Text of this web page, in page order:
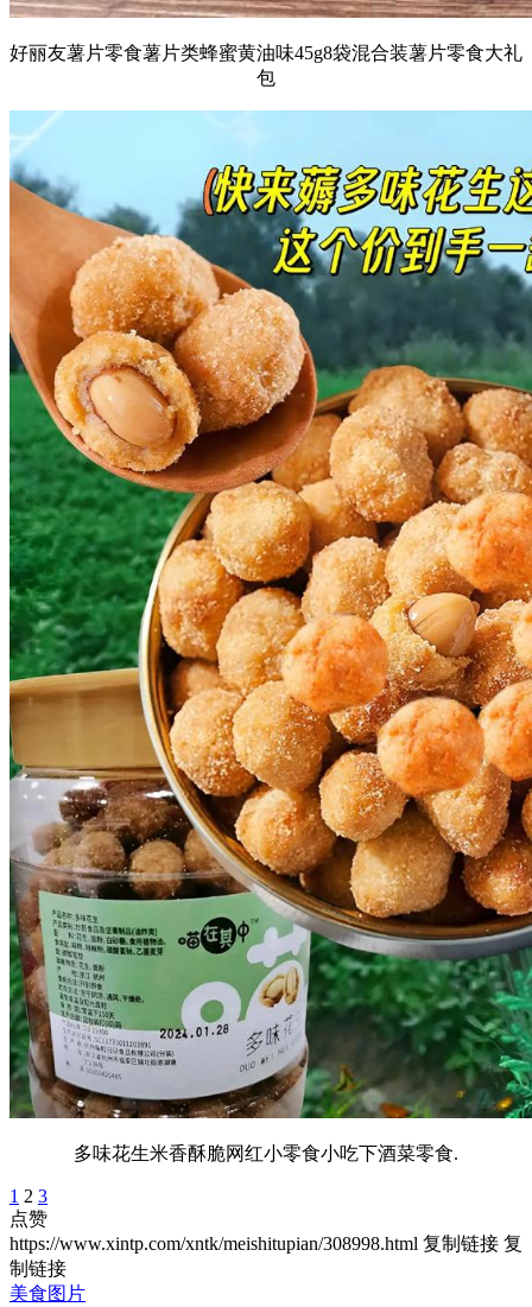
好丽友薯片零食薯片类蜂蜜黄油味45g8袋混合装薯片零食大礼
包
多味花生米香酥脆网红小零食小吃下酒菜零食.
1 2 3
点赞
https://www.xintp.com/xntk/meishitupian/308998.html 复制链接 复
制链接
美食图片